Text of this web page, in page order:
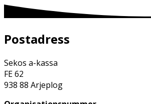
Postadress
Sekos a-kassa
FE 62
938 88 Arjeplog